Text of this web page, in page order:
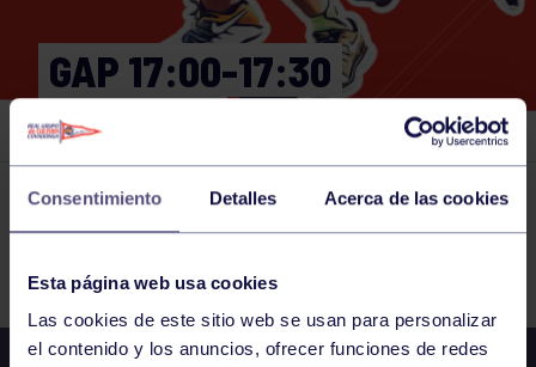
Consentimiento Detalles Acerca de las cookies
Esta página web usa cookies
Las cookies de este sitio web se usan para personalizar
el contenido y los anuncios, ofrecer funciones de redes
GAP 17:00-17:30
GIMNASIO